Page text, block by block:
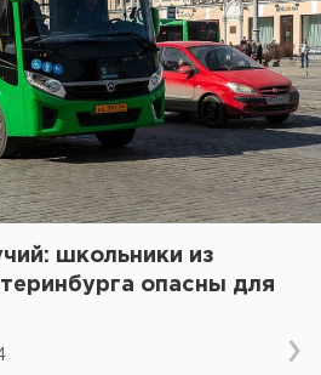
школьники из
опасны для